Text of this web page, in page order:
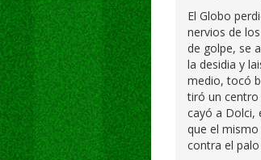
El Globo
nervios de
de golpe, se
la desidia y
medio, tocó
tiró un centro
cayó a Dolci,
que el mismo
contra el